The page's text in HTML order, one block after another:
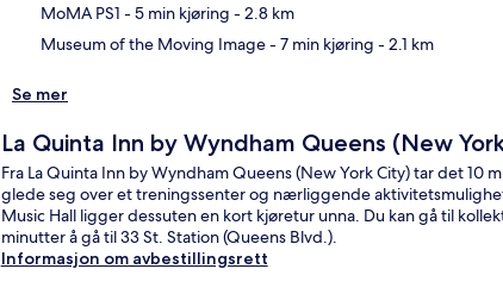
MoMA PS1 - 5 min kjøring - 2.8 km
Museum of the Moving Image- 7 min kjøring - 2.1 km
Se mer
La Quinta Inn by Wyndham Queens (New
Fra La Quinta Inn by Wyndham Queens (New York City) tar det 10
glede seg over et treningssenter og nærliggende
Music Hall ligger dessuten en kort kjøretur unna. Du kan gå til
minutter å gå til 33 St. Station (Queens Blvd.).
Informasjon om avbestillingsrett